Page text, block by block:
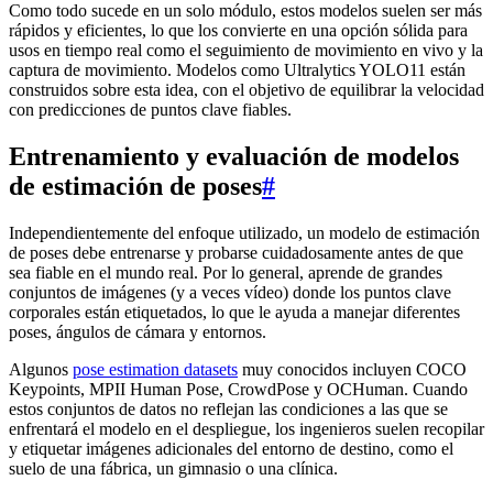
Como todo sucede en un solo módulo, estos modelos suelen ser más
rápidos y eficientes, lo que los convierte en una opción sólida para
usos en tiempo real como el seguimiento de movimiento en vivo y la
captura de movimiento. Modelos como Ultralytics YOLO11 están
construidos sobre esta idea, con el objetivo de equilibrar la velocidad
con predicciones de puntos clave fiables.
Entrenamiento y evaluación de modelos
de estimación de poses#
Independientemente del enfoque utilizado, un modelo de estimación
de poses debe entrenarse y probarse cuidadosamente antes de que
sea fiable en el mundo real. Por lo general, aprende de grandes
conjuntos de imágenes (y a veces vídeo) donde los puntos clave
corporales están etiquetados, lo que le ayuda a manejar diferentes
poses, ángulos de cámara y entornos.
Algunos pose estimation datasets muy conocidos incluyen COCO
Keypoints, MPII Human Pose, CrowdPose y OCHuman. Cuando
estos conjuntos de datos no reflejan las condiciones a las que se
enfrentará el modelo en el despliegue, los ingenieros suelen recopilar
y etiquetar imágenes adicionales del entorno de destino, como el
suelo de una fábrica, un gimnasio o una clínica.